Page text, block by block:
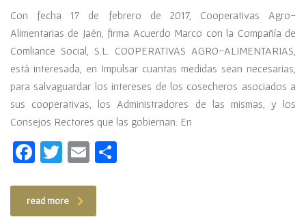
Con fecha 17 de febrero de 2017, Cooperativas Agro-
Alimentarias de Jaén, firma Acuerdo Marco con la Compañía de
Comliance Social, S.L. COOPERATIVAS AGRO-ALIMENTARIAS,
está interesada, en Impulsar cuantas medidas sean necesarias,
para salvaguardar los intereses de los cosecheros asociados a
sus cooperativas, los Administradores de las mismas, y los
Consejos Rectores que las gobiernan. En
Facebook
TwitterEmail
read more